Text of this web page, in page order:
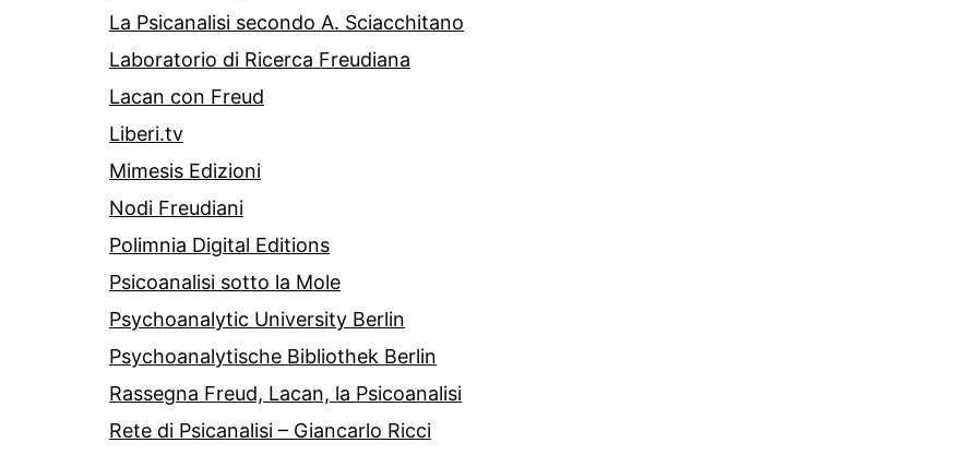
La Psicanalisi secondo A. Sciacchitano
Laboratorio di Ricerca Freudiana
Lacan con Freud
Liberi.tv
Mimesis Edizioni
Nodi Freudiani
Polimnia Digital Editions
Psicoanalisi sotto la Mole
Psychoanalytic University Berlin
Psychoanalytische Bibliothek Berlin
Rassegna Freud, Lacan, la Psicoanalisi
Rete di Psicanalisi – Giancarlo Ricci